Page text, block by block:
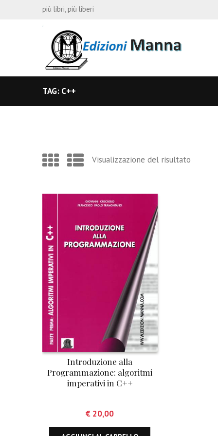
più libri, più liberi
TAG: C++
Visualizzazione del risultato
Introduzione alla
Programmazione: algoritmi
imperativi in C++
€ 20,00